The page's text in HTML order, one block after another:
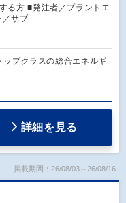
る方 ■発注者／プラントエ
サブ…
ップクラスの総合エネルギ
詳細を見る
掲載期間：26/08/03～26/08/16